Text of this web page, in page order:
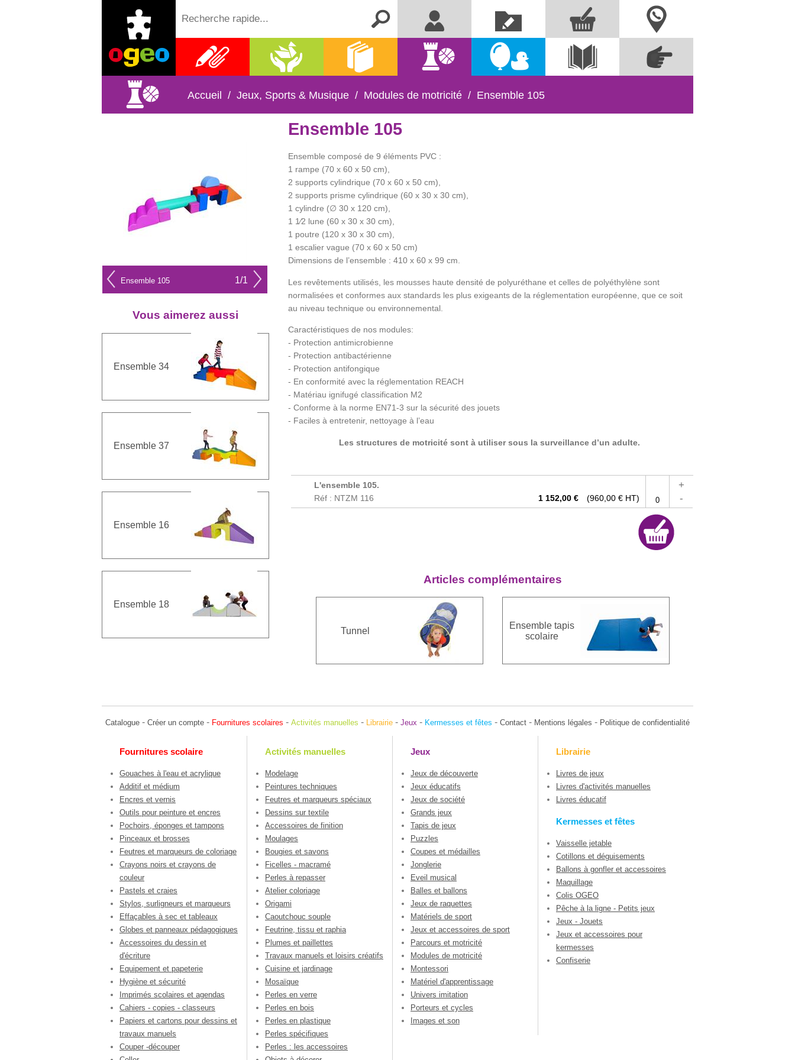
Me connecter
Créer un
compte
Nous contacter
Commandez
directement à partir
des références
Fournitures
scolaires
Activités
manuelles
Jeux
Kermesses
et fêtes
Voir le
catalogue
Accueil / Jeux, Sports & Musique / Modules de motricité / Ensemble 105
Ensemble 105
Ensemble 105 1/1
Ensemble composé de 9 éléments PVC :
1 rampe (70 x 60 x 50 cm),
2 supports cylindrique (70 x 60 x 50 cm),
2 supports prisme cylindrique (60 x 30 x 30 cm),
1 cylindre (∅ 30 x 120 cm),
1 1⁄2 lune (60 x 30 x 30 cm),
1 poutre (120 x 30 x 30 cm),
1 escalier vague (70 x 60 x 50 cm)
Dimensions de l’ensemble : 410 x 60 x 99 cm.
Les revêtements utilisés, les mousses haute densité de polyuréthane et celles de polyéthylène sont
normalisées et conformes aux standards les plus exigeants de la réglementation européenne, que ce soit
au niveau technique ou environnemental.
Caractéristiques de nos modules:
- Protection antimicrobienne
- Protection antibactérienne
- Protection antifongique
- En conformité avec la réglementation REACH
- Matériau ignifugé classification M2
- Conforme à la norme EN71-3 sur la sécurité des jouets
- Faciles à entretenir, nettoyage à l’eau
Les structures de motricité sont à utiliser sous la surveillance d’un adulte.
L'ensemble 105.
Réf : NTZM 116
1 152,00 € (960,00 € HT)
+
-
Articles complémentaires
Tunnel
Ensemble tapis
scolaire
Vous aimerez aussi
Ensemble 34
Ensemble 37
Ensemble 16
Ensemble 18
Catalogue - Créer un compte - Fournitures scolaires - Activités manuelles - Librairie - Jeux - Kermesses et fêtes - Contact - Mentions légales - Politique de confidentialité
Fournitures scolaire
Gouaches à l'eau et acrylique
Additif et médium
Encres et vernis
Outils pour peinture et encres
Pochoirs, éponges et tampons
Pinceaux et brosses
Feutres et marqueurs de coloriage
Crayons noirs et crayons de
couleur
Pastels et craies
Stylos, surligneurs et marqueurs
Effaçables à sec et tableaux
Globes et panneaux pédagogiques
Accessoires du dessin et
d'écriture
Equipement et papeterie
Hygiène et sécurité
Imprimés scolaires et agendas
Cahiers - copies - classeurs
Papiers et cartons pour dessins et
travaux manuels
Couper -découper
Activités manuelles
Modelage
Peintures techniques
Feutres et marqueurs spéciaux
Dessins sur textile
Accessoires de finition
Moulages
Bougies et savons
Ficelles - macramé
Perles à repasser
Atelier coloriage
Origami
Caoutchouc souple
Feutrine, tissu et raphia
Plumes et paillettes
Travaux manuels et loisirs créatifs
Cuisine et jardinage
Mosaïque
Perles en verre
Perles en bois
Perles en plastique
Perles spécifiques
Perles : les accessoires
Jeux
Jeux de découverte
Jeux éducatifs
Jeux de société
Grands jeux
Tapis de jeux
Puzzles
Coupes et médailles
Jonglerie
Eveil musical
Balles et ballons
Jeux de raquettes
Matériels de sport
Jeux et accessoires de sport
Parcours et motricité
Modules de motricité
Montessori
Matériel d'apprentissage
Univers imitation
Porteurs et cycles
Images et son
Librairie
Livres de jeux
Livres d'activités manuelles
Livres éducatif
Kermesses et fêtes
Vaisselle jetable
Cotillons et déguisements
Ballons à gonfler et accessoires
Maquillage
Colis OGEO
Pêche à la ligne - Petits jeux
Jeux - Jouets
Jeux et accessoires pour
kermesses
Confiserie